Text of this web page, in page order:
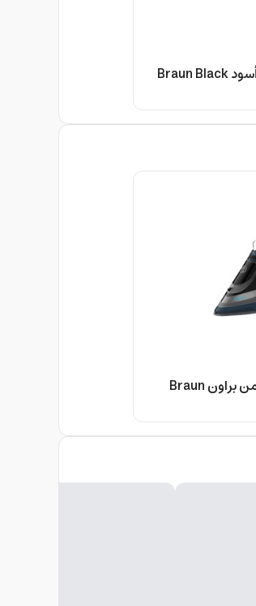
فير شعر براون بالأيونات 185 درجة أسود Braun Black
مكواة بخار للملابس باللون الأزرق من براون Braun